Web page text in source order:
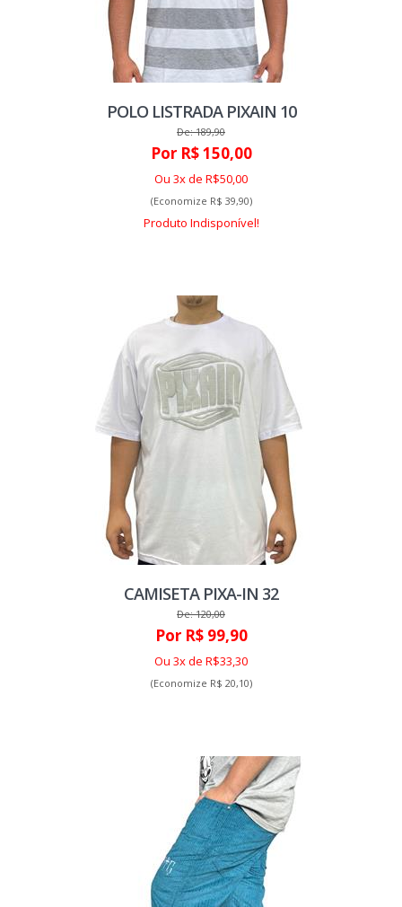
POLO LISTRADA PIXAIN 10
De: 189,90
Por R$ 150,00
Ou 3x de R$50,00
(Economize R$ 39,90)
Produto Indisponível!
CAMISETA PIXA-IN 32
De: 120,00
Por R$ 99,90
Ou 3x de R$33,30
(Economize R$ 20,10)